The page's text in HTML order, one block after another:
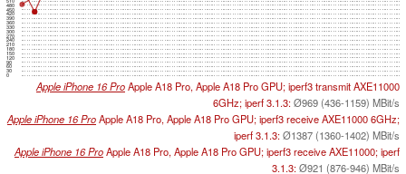
0
30
60
90
120
150
180
210
240
270
300
330
360
390
420
450
480
Apple iPhone 16 ProApple A18 Pro, Apple A18 Pro GPU; iperf3 transmit AXE11000
6GHz; iperf 3.1.3:Ø969 (436-1159) MBit/s
Apple iPhone 16 ProApple A18 Pro, Apple A18 Pro GPU; iperf3 receive AXE11000 6GHz;
iperf 3.1.3:Ø1387 (1360-1402) MBit/s
Apple iPhone 16 ProApple A18 Pro, Apple A18 Pro GPU; iperf3 receive AXE11000; iperf
3.1.3:Ø921 (876-946) MBit/s